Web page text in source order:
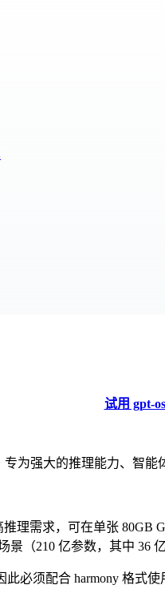
试用 gpt-
专为强大的推理能力、智能
理需求，可在单张 80GB
（210 亿参数，其中 36 亿
此必须配合 harmony 格式使